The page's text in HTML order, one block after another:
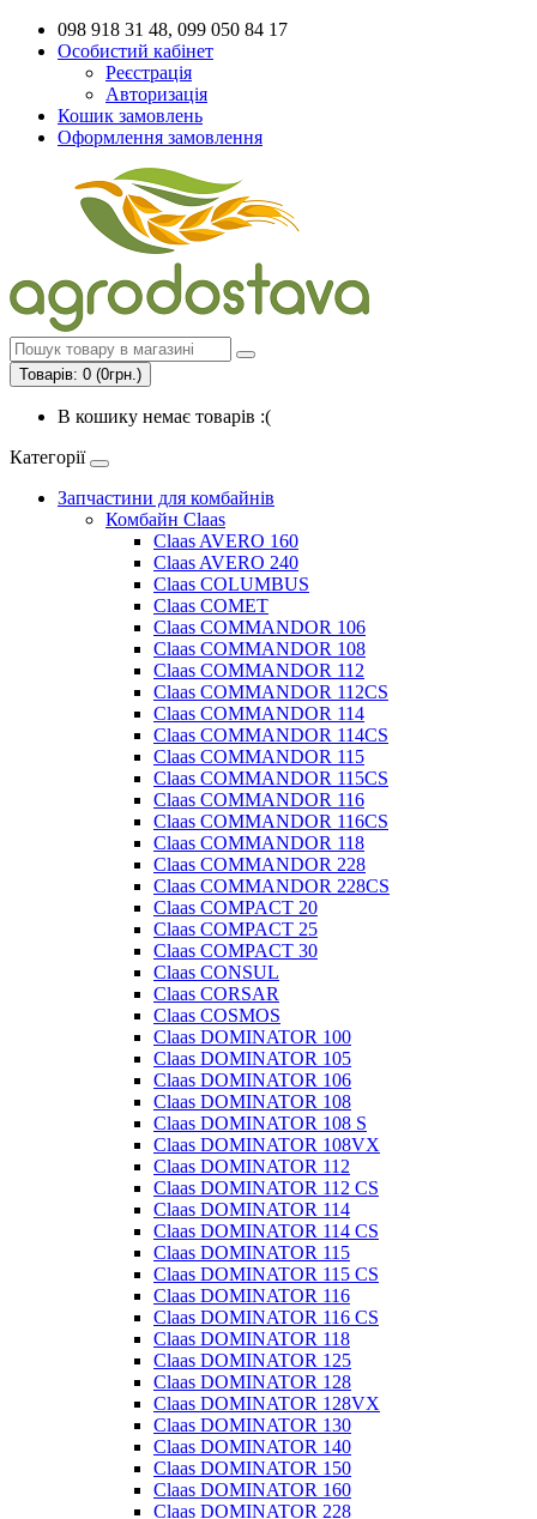
098 918 31 48, 099 050 84 17
Особистий кабінет
Реєстрація
Авторизація
Кошик замовлень
Оформлення замовлення
Товарів: 0 (0грн.)
В кошику немає товарів :(
Категорії
Запчастини для комбайнів
Комбайн Claas
Claas AVERO 160
Claas AVERO 240
Claas COLUMBUS
Claas COMET
Claas COMMANDOR 106
Claas COMMANDOR 108
Claas COMMANDOR 112
Claas COMMANDOR 112CS
Claas COMMANDOR 114
Claas COMMANDOR 114CS
Claas COMMANDOR 115
Claas COMMANDOR 115CS
Claas COMMANDOR 116
Claas COMMANDOR 116CS
Claas COMMANDOR 118
Claas COMMANDOR 228
Claas COMMANDOR 228CS
Claas COMPACT 20
Claas COMPACT 25
Claas COMPACT 30
Claas CONSUL
Claas CORSAR
Claas COSMOS
Claas DOMINATOR 100
Claas DOMINATOR 105
Claas DOMINATOR 106
Claas DOMINATOR 108
Claas DOMINATOR 108 S
Claas DOMINATOR 108VX
Claas DOMINATOR 112
Claas DOMINATOR 112 CS
Claas DOMINATOR 114
Claas DOMINATOR 114 CS
Claas DOMINATOR 115
Claas DOMINATOR 115 CS
Claas DOMINATOR 116
Claas DOMINATOR 116 CS
Claas DOMINATOR 118
Claas DOMINATOR 125
Claas DOMINATOR 128
Claas DOMINATOR 128VX
Claas DOMINATOR 130
Claas DOMINATOR 140
Claas DOMINATOR 150
Claas DOMINATOR 160
Claas DOMINATOR 228